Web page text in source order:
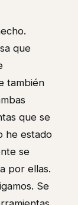
que
también
que se
he estado
se
por ellas.
Se